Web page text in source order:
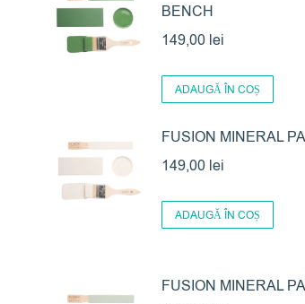
BENCH
149,00 lei
ADAUGĂ ÎN COȘ
FUSION MINERAL
149,00 lei
ADAUGĂ ÎN COȘ
FUSION MINERAL